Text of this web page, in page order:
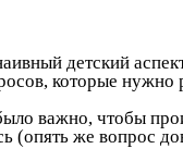
детский
которые нужно
важно, чтобы
(опять же вопрос